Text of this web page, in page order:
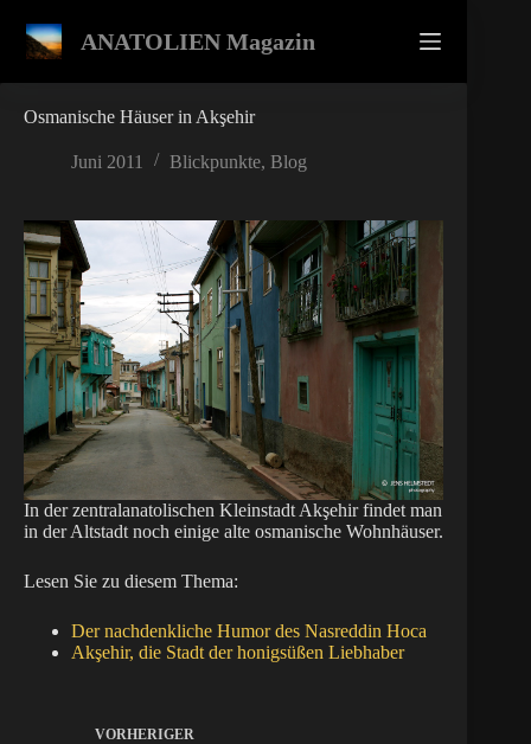
Inhalt
springen
ANATOLIEN Magazin
Osmanische Häuser in Akşehir
Juni 2011 Blickpunkte, Blog
In der zentralanatolischen Kleinstadt Akşehir findet man
in der Altstadt noch einige alte osmanische Wohnhäuser.
Lesen Sie zu diesem Thema:
Der nachdenkliche Humor des Nasreddin Hoca
Akşehir, die Stadt der honigsüßen Liebhaber
VORHERIGER